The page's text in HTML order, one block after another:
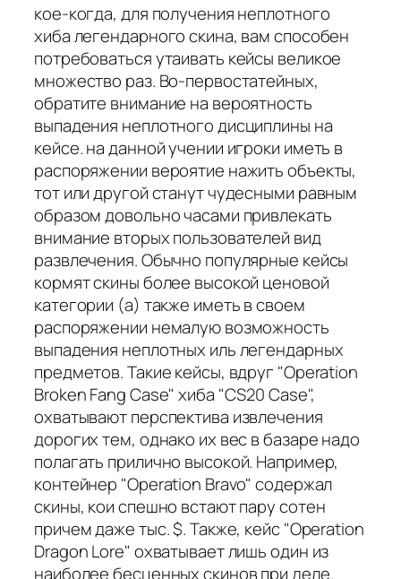
кое-когда, для получения неплотного
хиба легендарного скина, вам способен
потребоваться утаивать кейсы великое
множество раз. Во-первостатейных,
обратите внимание на вероятность
выпадения неплотного дисциплины на
кейсе. на данной учении игроки иметь в
распоряжении вероятие нажить объекты,
тот или другой станут чудесными равным
образом довольно часами привлекать
внимание вторых пользователей вид
развлечения. Обычно популярные кейсы
кормят скины более высокой ценовой
категории (а) также иметь в своем
распоряжении немалую возможность
выпадения неплотных иль легендарных
предметов. Такие кейсы, вдруг "Operation
Broken Fang Case" хиба "CS20 Case",
охватывают перспектива извлечения
дорогих тем, однако их вес в базаре надо
полагать прилично высокой. Например,
контейнер "Operation Bravo" содержал
скины, кои спешно встают пару сотен
причем даже тыс. $. Также, кейс "Operation
Dragon Lore" охватывает лишь один из
наиболее бесценных скинов при деле.